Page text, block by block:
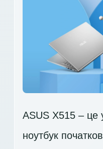
ASUS X515 – це
ноутбук